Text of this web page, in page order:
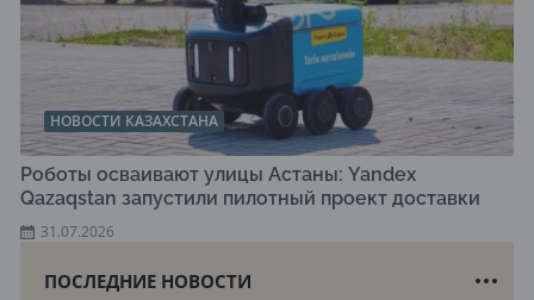
НОВОСТИ КАЗАХСТАНА
Роботы осваивают улицы Астаны: Yandex
Qazaqstan запустили пилотный проект доставки
31.07.2026
ПОСЛЕДНИЕ НОВОСТИ